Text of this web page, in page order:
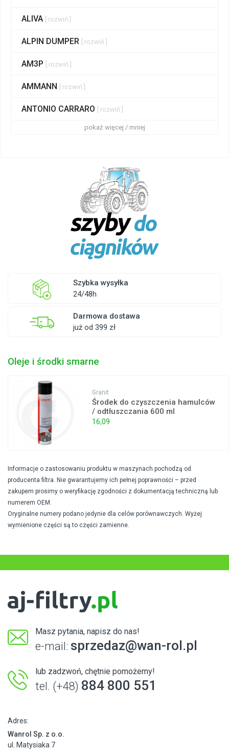
ALIVA [ rozwiń ]
ALPIN DUMPER [ rozwiń ]
AM3P [ rozwiń ]
AMMANN [ rozwiń ]
ANTONIO CARRARO [ rozwiń ]
pokaż więcej / mniej
Szybka wysyłka
24/48h
Darmowa dostawa
już od 399 zł
Oleje i środki smarne
Granit
Środek do czyszczenia hamulców
/ odtłuszczania 600 ml
16,09
Informacje o zastosowaniu produktu w maszynach pochodzą od
producenta filtra. Nie gwarantujemy ich pełnej poprawności – przed
zakupem prosimy o weryfikację zgodności z dokumentacją techniczną lub
numerem OEM.
Oryginalne numery podano jedynie dla celów porównawczych. Wyżej
wymienione części są to części zamienne.
Masz pytania, napisz do nas!
e-mail: sprzedaz@wan-rol.pl
lub zadzwoń, chętnie pomożemy!
tel. (+48) 884 800 551
Adres:
Wanrol Sp. z o.o.
ul. Matysiaka 7